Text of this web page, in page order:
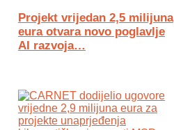
Projekt vrijedan 2,5 milijuna
eura otvara novo poglavlje
AI razvoja…